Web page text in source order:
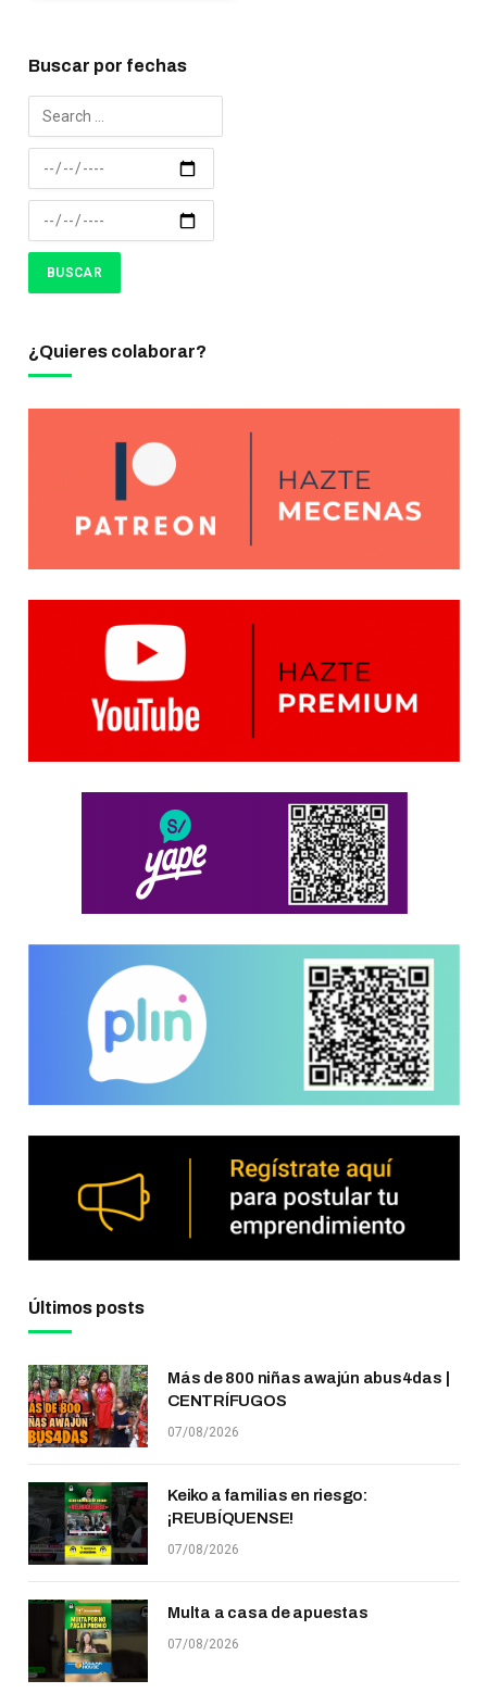
Buscar por fechas
¿Quieres colaborar?
Últimos posts
Más de 800 niñas awajún abus4das |
CENTRÍFUGOS
07/08/2026
Keiko a familias en riesgo:
¡REUBÍQUENSE!
07/08/2026
Multa a casa de apuestas
07/08/2026